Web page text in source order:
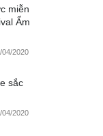
miễn
Ẩm
04/2020
sắc
04/2020